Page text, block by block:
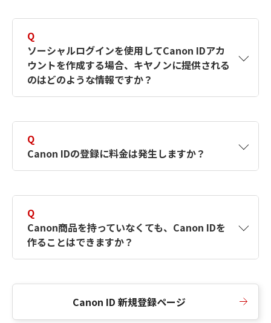
す。詳しい作成方法は【カメラ】Canon IDとは
何ですか？Canon IDの作成方法は？をご確認く
ださい。
Q
ソーシャルログインを使用してCanon IDアカ
ウントを作成する場合、キヤノンに提供される
のはどのような情報ですか？
択したサービスから取得します。アカウントを
簡単に作成できるように、この情報を使用して
Canon IDの登録フォームを入力します。
Q
Canon IDの登録に料金は発生しますか？
Q
Canon商品を持っていなくても、Canon IDを
作ることはできますか？
Canon ID 新規登録ページ